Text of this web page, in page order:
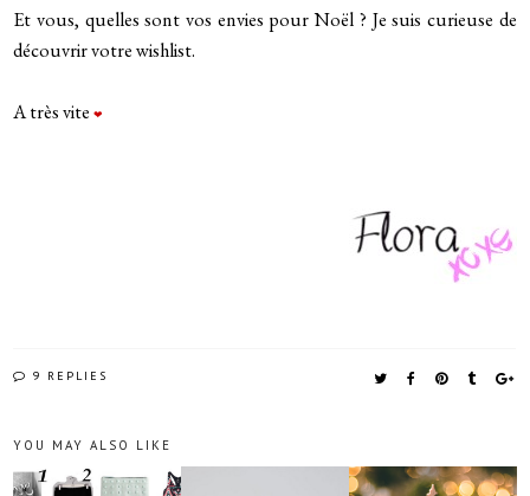
Et vous, quelles sont vos envies pour Noël ? Je suis curieuse de
découvrir votre wishlist.
A très vite ❤
9 REPLIES
YOU MAY ALSO LIKE